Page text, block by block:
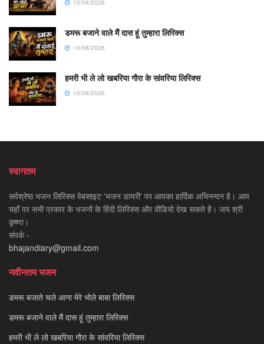
10/08/2026
डमरू बजाने वाले मैं दास हूं तुम्हारा लिरिक्स
10/08/2026
हमरी भी ले लो खबरिया गौरा के सांवरिया लिरिक्स
10/08/2026
स्वागतम
सर्वश्रेष्ठ भजन लिरिक्स वेबसाइट 'भजन डायरी' पर आपका हार्दिक अभिनन्दन है। आप
यहाँ पर सभी प्रकार के भजनों के हिंदी लिरिक्स और वीडियो देख सकते है। जय श्री
कृष्णा।
संपर्क -
bhajandiary@gmail.com
नवीनतम भजन
डमरू बजाते चले आना मेरे भोले बाबा लिरिक्स
डमरू बजाने वाले मैं दास हूं तुम्हारा लिरिक्स
हमरी भी ले लो खबरिया गौरा के सांवरिया लिरिक्स